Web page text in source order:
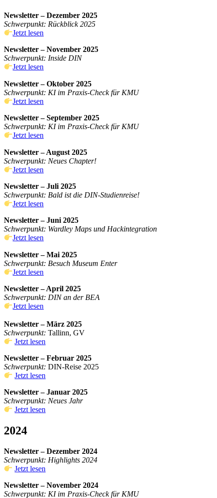
Newsletter – Dezember 2025
Schwerpunkt: Rückblick 2025
Jetzt lesen
Newsletter – November 2025
Schwerpunkt: Inside DIN
Jetzt lesen
Newsletter – Oktober 2025
Schwerpunkt: KI im Praxis-Check für KMU
Jetzt lesen
Newsletter – September 2025
Schwerpunkt: KI im Praxis-Check für KMU
Jetzt lesen
Newsletter – August 2025
Schwerpunkt: Neues Chapter!
Jetzt lesen
Newsletter – Juli 2025
Schwerpunkt: Bald ist die DIN-Studienreise!
Jetzt lesen
Newsletter – Juni 2025
Schwerpunkt: Wardley Maps und Hackintegration
Jetzt lesen
Newsletter – Mai 2025
Schwerpunkt: Besuch Museum Enter
Jetzt lesen
Newsletter – April 2025
Schwerpunkt: DIN an der BEA
Jetzt lesen
Newsletter – März 2025
Schwerpunkt: Tallinn, GV
Jetzt lesen
Newsletter – Februar 2025
Schwerpunkt: DIN-Reise 2025
Jetzt lesen
Newsletter – Januar 2025
Schwerpunkt: Neues Jahr
Jetzt lesen
2024
Newsletter – Dezember 2024
Schwerpunkt: Highlights 2024
Jetzt lesen
Newsletter – November 2024
Schwerpunkt: KI im Praxis-Check für KMU